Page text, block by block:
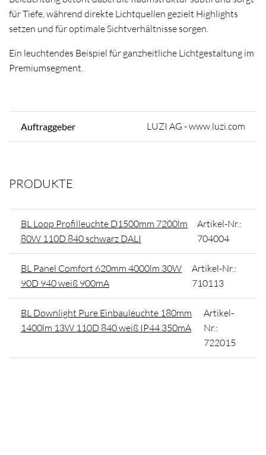
für Tiefe, während direkte Lichtquellen gezielt Highlights
setzen und für optimale Sichtverhältnisse sorgen.
Ein leuchtendes Beispiel für ganzheitliche Lichtgestaltung im
Premiumsegment.
Auftraggeber LUZI AG - www.luzi.com
PRODUKTE
BL Loop Profilleuchte D1500mm 7200lm
80W 110D 840 schwarz DALI
Artikel-Nr.:
704004
BL Panel Comfort 620mm 4000lm 30W
90D 940 weiß 900mA
Artikel-Nr.:
710113
BL Downlight Pure Einbauleuchte 180mm
1400lm 13W 110D 840 weiß IP44 350mA
Artikel-
Nr.:
722015